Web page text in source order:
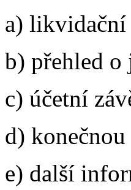
a) likvidační
b) přehled o
c) účetní
d)
e) další